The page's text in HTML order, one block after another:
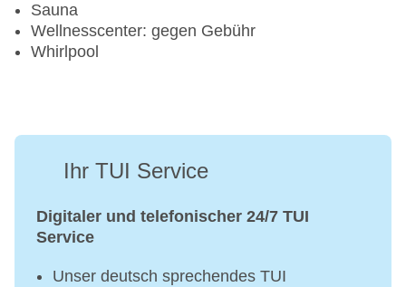
Sauna
Wellnesscenter: gegen Gebühr
Whirlpool
Ihr TUI Service
Digitaler und telefonischer 24/7 TUI
Service
Unser deutsch sprechendes TUI